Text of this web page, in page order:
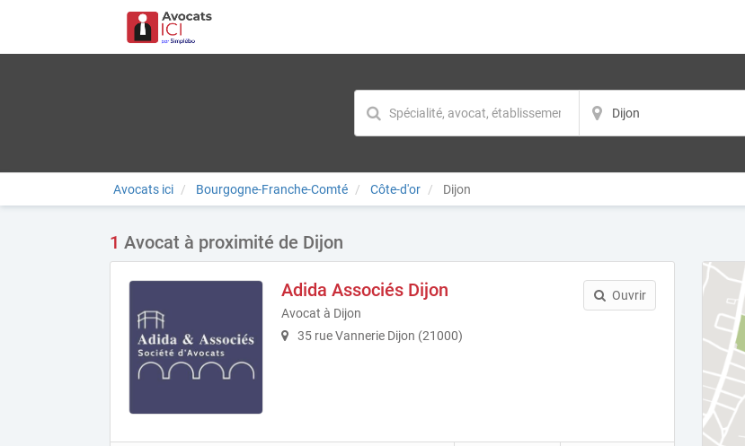
Avocats ici Bourgogne-Franche-Comté Côte-d'or Dijon
1 Avocat à proximité de Dijon
Adida Associés Dijon
Avocat à Dijon
35 rue Vannerie Dijon (21000)
Ouvrir